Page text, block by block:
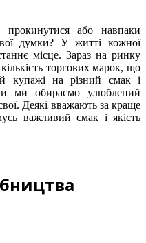
або навпаки
думки? У житті кожної
місце. Зараз на ринку
торгових марок, що
купажі на різний смак і
ми обираємо улюблений
Деякі вважають за краще
важливий смак і якість